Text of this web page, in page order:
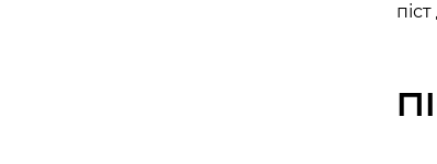
проспект Червоної Калини, 17, Київ,